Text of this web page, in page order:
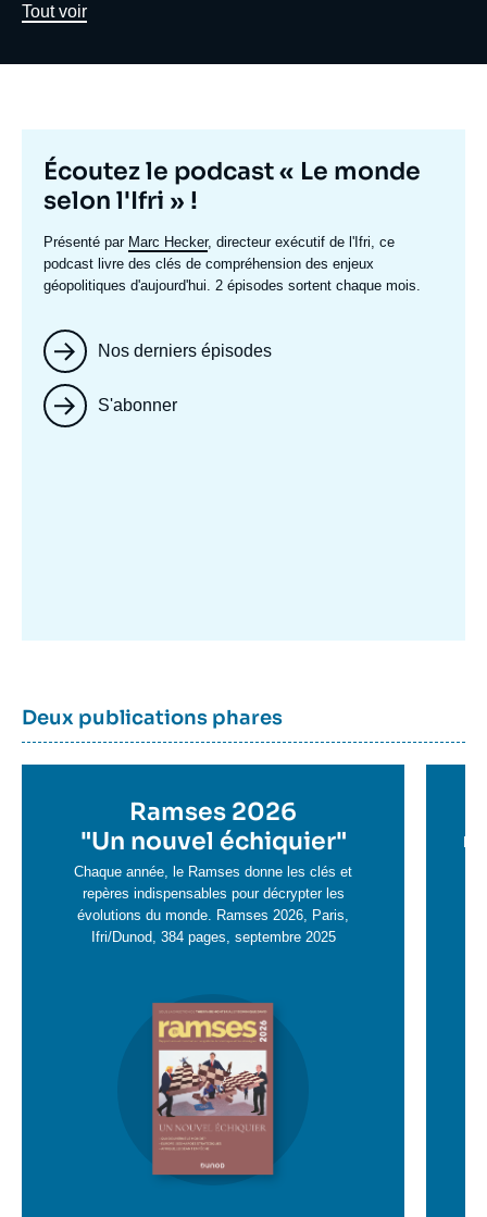
Lien
Tout voir
Titre
mis
en
avant
Écoutez le podcast « Le monde
selon l'Ifri » !
Texte
accroche
Présenté par Marc Hecker, directeur exécutif de l'Ifri, ce
podcast livre des clés de compréhension des enjeux
géopolitiques d'aujourd'hui. 2 épisodes sortent chaque mois.
Nos derniers épisodes
S'abonner
Dernière
parutions
Titre
container
Deux publications phares
en
savoir
plus
Ramses 2026
"Un nouvel échiquier"
Chaque année, le Ramses donne les clés et
repères indispensables pour décrypter les
évolutions du monde. Ramses 2026, Paris,
Ifri/Dunod, 384 pages, septembre 2025